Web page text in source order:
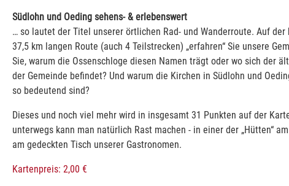
Südlohn und Oeding sehens- & erlebenswert
… so lautet der Titel unserer örtlichen Rad- und Wanderroute. Auf der
37,5 km langen Route (auch 4 Teilstrecken) „erfahren“ Sie unsere
Sie, warum die Ossenschloge diesen Namen trägt oder wo sich der
der Gemeinde befindet? Und warum die Kirchen in Südlohn und
so bedeutend sind?
Dieses und noch viel mehr wird in insgesamt 31 Punkten auf der
unterwegs kann man natürlich Rast machen - in einer der „Hütten“
am gedeckten Tisch unserer Gastronomen.
Kartenpreis: 2,00 €